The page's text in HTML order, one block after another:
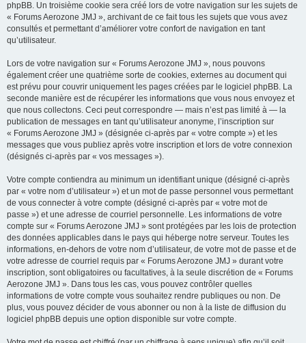
phpBB. Un troisième cookie sera créé lors de votre navigation sur les sujets de
« Forums Aerozone JMJ », archivant de ce fait tous les sujets que vous avez
consultés et permettant d’améliorer votre confort de navigation en tant
qu’utilisateur.
Lors de votre navigation sur « Forums Aerozone JMJ », nous pouvons
également créer une quatrième sorte de cookies, externes au document qui
est prévu pour couvrir uniquement les pages créées par le logiciel phpBB. La
seconde manière est de récupérer les informations que vous nous envoyez et
que nous collectons. Ceci peut correspondre — mais n’est pas limité à — la
publication de messages en tant qu’utilisateur anonyme, l’inscription sur
« Forums Aerozone JMJ » (désignée ci-après par « votre compte ») et les
messages que vous publiez après votre inscription et lors de votre connexion
(désignés ci-après par « vos messages »).
Votre compte contiendra au minimum un identifiant unique (désigné ci-après
par « votre nom d’utilisateur ») et un mot de passe personnel vous permettant
de vous connecter à votre compte (désigné ci-après par « votre mot de
passe ») et une adresse de courriel personnelle. Les informations de votre
compte sur « Forums Aerozone JMJ » sont protégées par les lois de protection
des données applicables dans le pays qui héberge notre serveur. Toutes les
informations, en-dehors de votre nom d’utilisateur, de votre mot de passe et de
votre adresse de courriel requis par « Forums Aerozone JMJ » durant votre
inscription, sont obligatoires ou facultatives, à la seule discrétion de « Forums
Aerozone JMJ ». Dans tous les cas, vous pouvez contrôler quelles
informations de votre compte vous souhaitez rendre publiques ou non. De
plus, vous pouvez décider de vous abonner ou non à la liste de diffusion du
logiciel phpBB depuis une option disponible sur votre compte.